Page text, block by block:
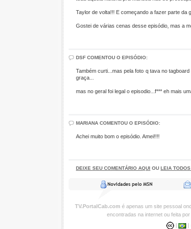
Taylor de volta!!! E começando a fazer parte da
Gostei de várias cenas desse episódio, mas a
DSF COMENTOU O EPISÓDIO:
Também curti...mas pela foto q tava no
graça...
mas no geral foi legal o episodio...f*** eh mais
MARIANA COMENTOU O EPISÓDIO:
Achei muito bom o episódio. Amei!!!!
DEIXE SEU COMENTÁRIO AQUI OU LEIA
TV.PortalCab.com é apenas um site pessoal
encontradas na internet ou feita
|
|